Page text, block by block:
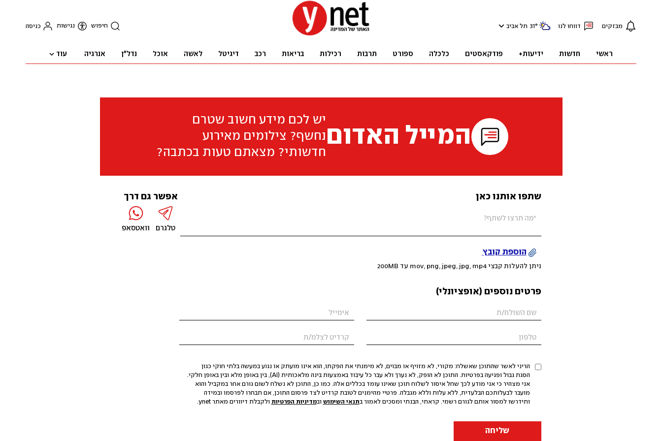
מבזקים דווחו לנו 31° תל אביב חיפוש נגישות כניסה
ראשי חדשות ידיעות+ פודקאסטים כלכלה ספורט תרבות רכילות בריאות רכב דיגיטל לאשה אוכל נדל"ן אנרגיה עוד
המייל האדום
יש לכם מידע חשוב שטרם
נחשף? צילומים מאירוע
חדשותי? מצאתם טעות בכתבה?
שתפו אותנו כאן
הוספת קובץ
ניתן להעלות קבצי mov, png, jpeg, jpg, mp4 עד 200MB
פרטים נוספים (אופציונלי)
הריני לאשר שהתוכן שאשלח: מקורי, לא מזויף או מבוים, לא מימנתי את הפקתו, הוא אינו מועתק או נגוע במעשה בלתי חוקי כגון
הסגת גבול ופגיעה בפרטיות. התוכן לא הופק, לא נערך ולא עבר כל עיבוד באמצעות בינה מלאכותית (AI), בין באופן מלא ובין באופן חלקי.
אני מצהיר כי אני מודע לכך שחל איסור לשלוח תוכן שאינו עומד בכללים אלה. כמו כן, התוכן לא נשלח לשום גורם אחר במקביל והוא
מועבר לבעלותכם הבלעדית, ללא עלות וללא מגבלה. פרטיי מהימנים לטובת קרדיט לצד פרסום התוכן, אם תבחרו לפרסמו ובמידה
ותידרשו למסור אותם לגורם רשמי. קראתי, הבנתי ומסכים לאמור בתנאי השימוש ובמדיניות הפרטיות ולקבלת דיוורים מאתר ynet.
שליחה
אפשר גם דרך
טלגרם וואטסאפ